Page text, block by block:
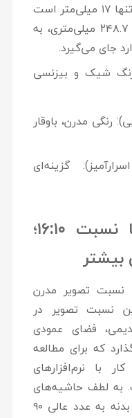
۱۷ میلی‌متر
است
که در کنار طول ۳۵۶.۷ و عرض ۲۴۸.۷ میلی‌متری، به
جای می‌گیرد.
شیک و بیزنسی
رنگی مدرن، باوقار
گزینه‌ای
نمایشگر ۱۶ اینچی با نسبت ۱۶:۱۰؛
بیشتر
نسبت تصویر مدرن
نسبت تصویر در
فضای عمودی
که برای مطالعه
با نرم‌افزارهای
به لطف حاشیه‌های
به عدد عالی ۹۰